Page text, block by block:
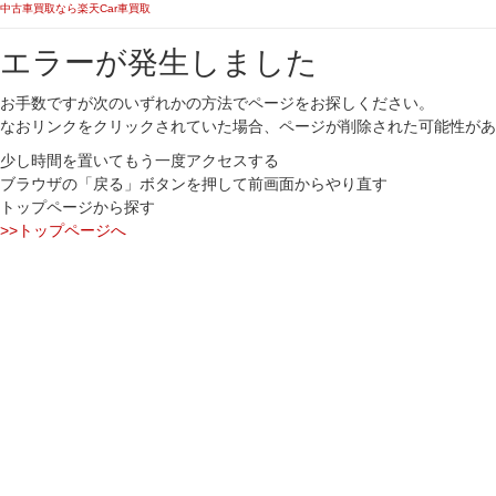
中古車買取なら楽天Car車買取
エラーが発生しました
お手数ですが次のいずれかの方法でページをお探しください。
なおリンクをクリックされていた場合、ページが削除された可能性が
少し時間を置いてもう一度アクセスする
ブラウザの「戻る」ボタンを押して前画面からやり直す
トップページから探す
>>トップページへ